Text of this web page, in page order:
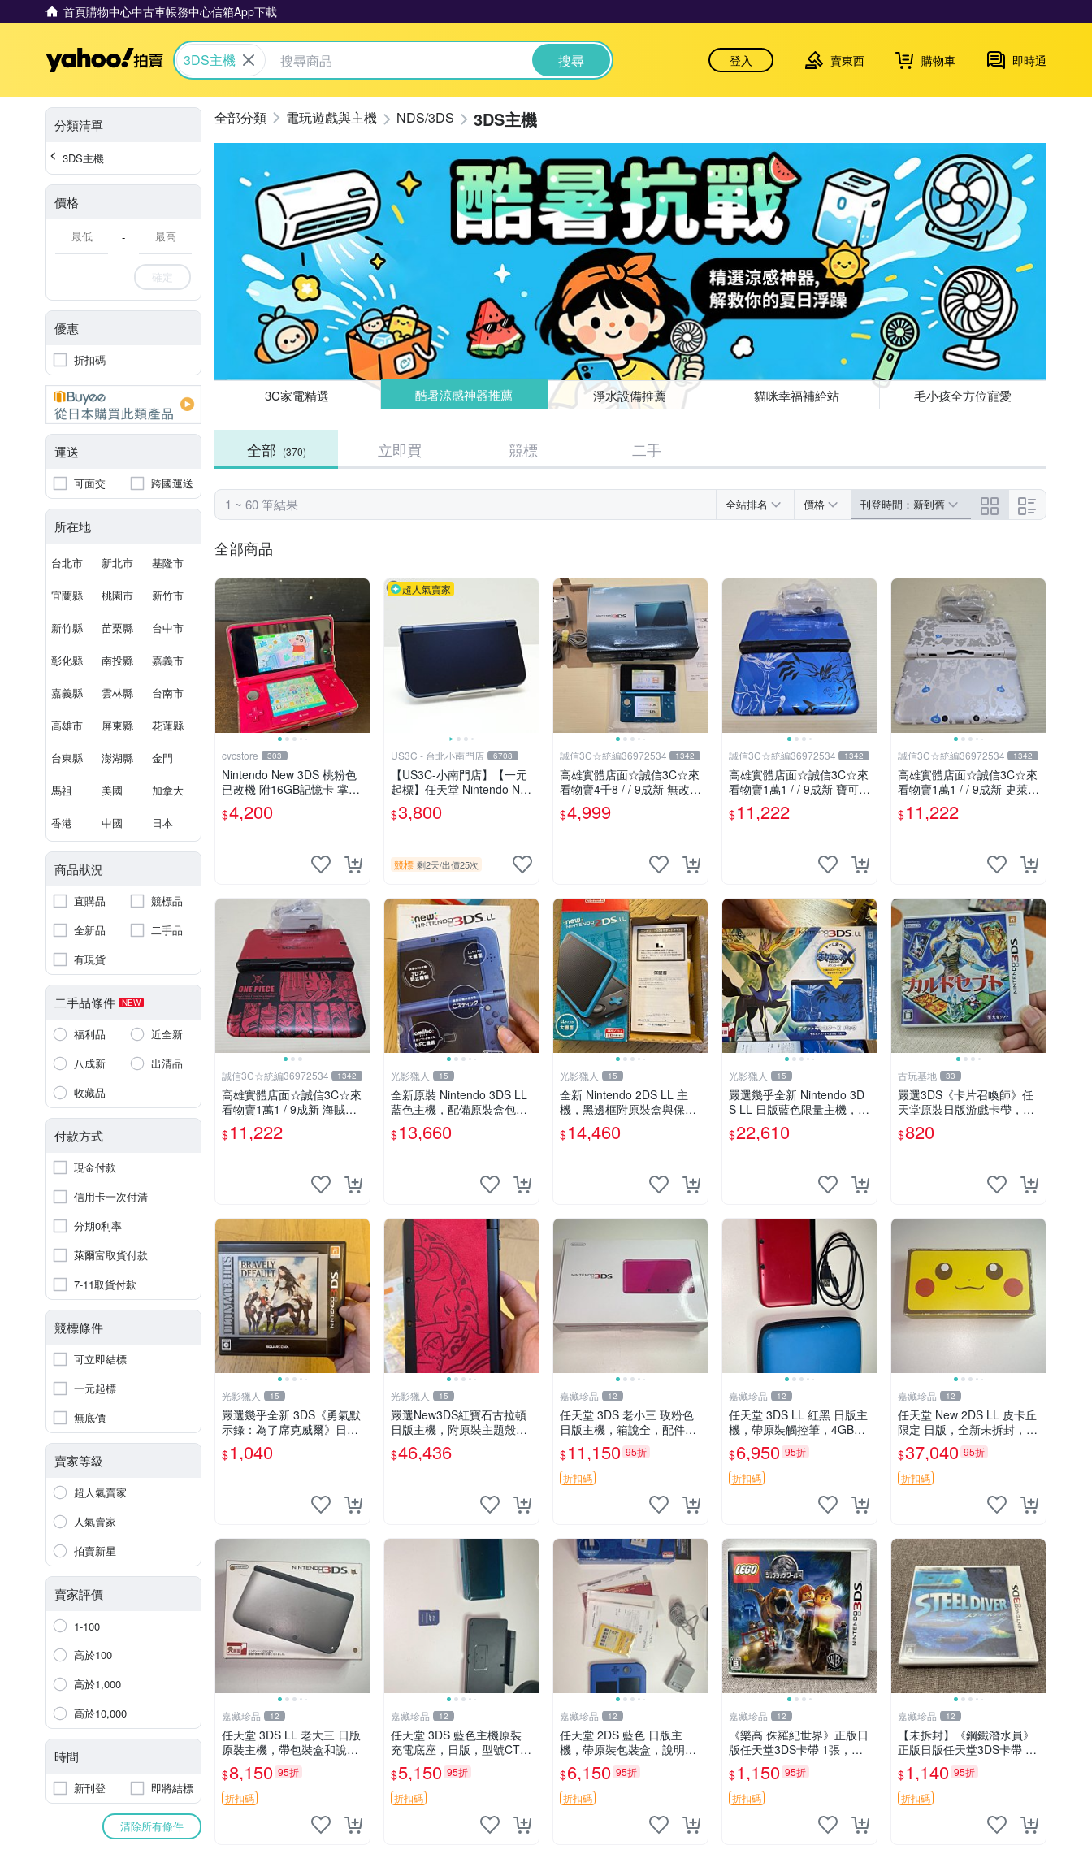
首頁購物中心中古車帳務中心信箱App下載
Yahoo拍賣
3DS主機 搜尋 登入 賣東西 購物車 即時通
分類清單
3DS主機
價格
-
確定
優惠
折扣碼
運送
可面交 跨國運送
所在地
台北市 新北市 基隆市
宜蘭縣 桃園市 新竹市
新竹縣 苗栗縣 台中市
彰化縣 南投縣 嘉義市
嘉義縣 雲林縣 台南市
高雄市 屏東縣 花蓮縣
台東縣 澎湖縣 金門
馬祖 美國 加拿大
香港 中國 日本
商品狀況
直購品
競標品
全新品
二手品
有現貨
二手品條件 NEW
福利品
近全新
八成新
出清品
收藏品
付款方式
現金付款
信用卡一次付清
分期0利率
萊爾富取貨付款
7-11取貨付款
競標條件
可立即結標
一元起標
無底價
賣家等級
超人氣賣家
人氣賣家
拍賣新星
賣家評價
1-100
高於100
高於1,000
高於10,000
時間
新刊登 即將結標
清除所有條件
電玩遊戲與主機 NDS/3DS 3DS主機
3C家電精選 酷暑涼感神器推薦 淨水設備推薦 貓咪幸福補給站 毛小孩全方位寵愛
全部 (370) 立即買 競標 二手
1 ~ 60 筆結果 全站排名 價格 刊登時間：新到舊
全部商品
cycstore 303
Nintendo New 3DS 桃粉色
已改機 附16GB記憶卡 掌上
型遊戲主機 收藏熱門
$4,200
超人氣賣家
US3C - 台北小南門店 6708
【US3C-小南門店】【一元
起標】任天堂 Nintendo NE
W 3DS LL RED-001 藍 裸
眼3D顯示 C搖桿 二手掌上
$3,800
競標 剩2天/出價25次
誠信3C☆統編36972534 1342
高雄實體店面☆誠信3C☆來
看物賣4千8 / / 9成新 無改機
任天堂 3DS 日規主機 螢幕
泛黃 二手功能正常 也可用
$4,999
誠信3C☆統編36972534 1342
高雄實體店面☆誠信3C☆來
看物賣1萬1 / / 9成新 寶可夢
X/Y 限定版 無改機 任天堂 3
DS LL 日規主機 二手功能正
$11,222
誠信3C☆統編36972534 1342
高雄實體店面☆誠信3C☆來
看物賣1萬1 / / 9成新 史萊姆
勇者鬥惡龍 限定版 無改機
任天堂 3DS LL 日規主機 二
$11,222
誠信3C☆統編36972534 1342
高雄實體店面☆誠信3C☆來
看物賣1萬1 / 9成新 海賊王
限定版 無改機 任天堂 3DS
LL 日規主機 二手功能正常
$11,222
光影獵人 15
全新原裝 Nintendo 3DS LL
藍色主機，配備原裝盒包，
螢幕乾淨如新，按鍵順暢，
支援 3D 與 NFC 技術，兼
$13,660
光影獵人 15
全新 Nintendo 2DS LL 主
機，黑邊框附原裝盒與保固
卡，屏幕清晰無痕，按鍵順
滑，支援3DS遊戲，適合家
$14,460
光影獵人 15
嚴選幾乎全新 Nintendo 3D
S LL 日版藍色限量主機，附
原盒與全套配件，保存極佳
支援雙語 為您推薦 主機收
$22,610
古玩基地 33
嚴選3DS《卡片召喚師》任
天堂原裝日版游戲卡帶，箱
說完整 卡片召喚師 游戲 3d
s
$820
光影獵人 15
嚴選幾乎全新 3DS《勇氣默
示錄：為了席克威爾》日版
正版實體卡帶，附原裝盒，
盤面乾淨，適合收藏。CER
$1,040
光影獵人 15
嚴選New3DS紅寶石古拉頓
日版主機，附原裝主題殼，
機身乾淨如初，適合收藏。
新3DS 主機 日本版 古拉頓
$46,436
嘉藏珍品 12
任天堂 3DS 老小三 玫粉色
日版主機，箱說全，配件齊
全，帶原裝包裝盒，說明
書，保修卡，AR卡，充電
器，機器成色非常新，外觀
保存很好，按鍵靈敏，功能
$11,150 95折
折扣碼
嘉藏珍品 12
任天堂 3DS LL 紅黑 日版主
機，帶原裝觸控筆，4GB三
星SD卡，充電線和藍色保
護，主機成色看看圖，外殼
有劃痕和使用痕跡，屏幕有
灰塵，按鍵和觸控正
$6,950 95折
折扣碼
嘉藏珍品 12
任天堂 New 2DS LL 皮卡丘
限定 日版，全新未拆封，原
裝盒子配件齊全，寶可夢中
心限定，黃色皮卡丘外觀，
主機未激活，保存完好，支
持3DSDS游戲
$37,040 95折
折扣碼
嘉藏珍品 12
任天堂 3DS LL 老大三 日版
原裝主機，帶包裝盒和說明
書，成色看看圖，外殼有明
顯使用痕跡，整體保存一
般，具體細節見圖，主機已
測試，功能正常，屏幕顯
$8,150 95折
折扣碼
嘉藏珍品 12
任天堂 3DS 藍色主機原裝
充電底座，日版，型號CT
R，主機成色看看圖，外殼
有使用痕跡，屏幕顯示正
常，按鍵靈敏，續航還可
以，功能全好，裸機底座，
$5,150 95折
折扣碼
嘉藏珍品 12
任天堂 2DS 藍色 日版主
機，帶原裝包裝盒，說明
書，AC適配器，4g內存
卡，機器成色看看圖，背面
有使用痕跡，屏幕有輕微劃
痕，整體保存還可以，功能
$6,150 95折
折扣碼
嘉藏珍品 12
《樂高 侏羅紀世界》正版日
版任天堂3DS卡帶 1張，同
時購第二張起可減張， 成色
如圖，原相機拍攝，一卡一
拍，因相機，光線環境等因
素，成色可能與實物略微
$1,150 95折
折扣碼
嘉藏珍品 12
【未拆封】《鋼鐵潛水員》
正版日版任天堂3DS卡帶 狀
態：全新未拆封，由于未拆
封無法檢查內部狀況以及是
否存在官瑕等問題… 成色如
圖，原相機拍攝，一卡一拍
$1,140 95折
折扣碼